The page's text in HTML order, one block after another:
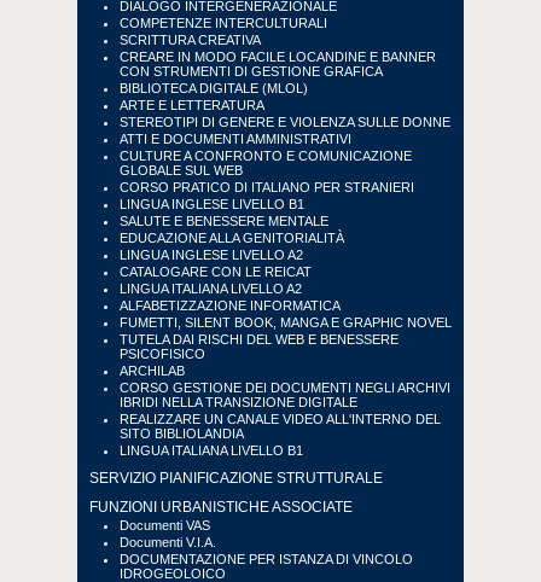
DIALOGO INTERGENERAZIONALE
COMPETENZE INTERCULTURALI
SCRITTURA CREATIVA
CREARE IN MODO FACILE LOCANDINE E BANNER
CON STRUMENTI DI GESTIONE GRAFICA
BIBLIOTECA DIGITALE (MLOL)
ARTE E LETTERATURA
STEREOTIPI DI GENERE E VIOLENZA SULLE DONNE
ATTI E DOCUMENTI AMMINISTRATIVI
CULTURE A CONFRONTO E COMUNICAZIONE
GLOBALE SUL WEB
CORSO PRATICO DI ITALIANO PER STRANIERI
LINGUA INGLESE LIVELLO B1
SALUTE E BENESSERE MENTALE
EDUCAZIONE ALLA GENITORIALITÀ
LINGUA INGLESE LIVELLO A2
CATALOGARE CON LE REICAT
LINGUA ITALIANA LIVELLO A2
ALFABETIZZAZIONE INFORMATICA
FUMETTI, SILENT BOOK, MANGA E GRAPHIC NOVEL
TUTELA DAI RISCHI DEL WEB E BENESSERE
PSICOFISICO
ARCHILAB
CORSO GESTIONE DEI DOCUMENTI NEGLI ARCHIVI
IBRIDI NELLA TRANSIZIONE DIGITALE
REALIZZARE UN CANALE VIDEO ALL'INTERNO DEL
SITO BIBLIOLANDIA
LINGUA ITALIANA LIVELLO B1
SERVIZIO PIANIFICAZIONE STRUTTURALE
FUNZIONI URBANISTICHE ASSOCIATE
Documenti VAS
Documenti V.I.A.
DOCUMENTAZIONE PER ISTANZA DI VINCOLO
IDROGEOLOICO